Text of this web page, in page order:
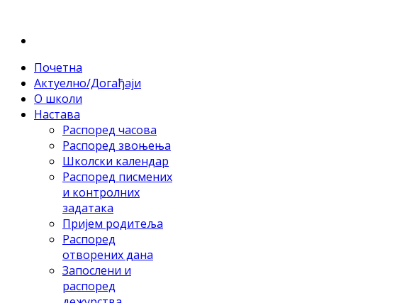
Почетна
Актуелно/Догађаји
О школи
Настава
Распоред часова
Распоред звоњења
Школски календар
Распоред писмених
и контролних
задатака
Пријем родитеља
Распоред
отворених дана
Запослени и
распоред